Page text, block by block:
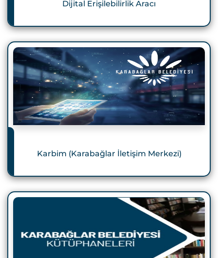
Dijital Erişilebilirlik Aracı
Karbim (Karabağlar İletişim Merkezi)